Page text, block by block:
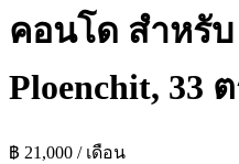
คอนโด สำหรับ
Ploenchit, 33
฿ 21,000 / เดือน